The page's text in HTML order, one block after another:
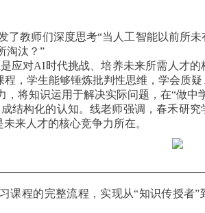
教师们深度思考“当人工智能以前所
淘汰？”
应对AI时代挑战、培养未来所需人才
，学生能够锤炼批判性思维，学会质
将知识运用于解决实际问题，在“做中
构化的认知。线老师强调，春禾研究
来人才的核心竞争力所在。
程的完整流程，实现从“知识传授者”